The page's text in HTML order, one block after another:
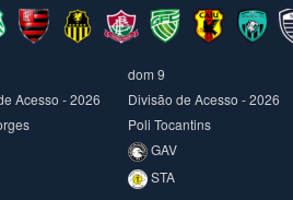
Acesso - 2026
dom 9
Divisão de Acesso - 2026
Poli Tocantins
GAV
STA